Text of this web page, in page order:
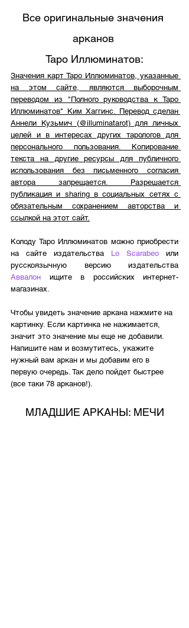
Все оригинальные значения
арканов
Таро Иллюминатов:
Значения карт Таро Иллюминатов, указанные
на этом сайте, являются выборочным
переводом из "Полного руководства к Таро
Иллюминатов" Ким Хаггинс. Перевод сделан
Аннели Кузьмич (@illuminatarot) для личных
целей и в интересах других тарологов для
персонального пользования. Копирование
текста на другие ресурсы для публичного
использования без письменного согласия
автора запрещается. Разрешается
публикация и sharing в социальных сетях с
обязательным сохранением авторства и
ссылкой на этот сайт.
Колоду Таро Иллюминатов можно приобрести
на сайте издательства Lo Scarabeo или
Аввалон ищите в российских интернет-
магазинах.
Чтобы увидеть значение аркана нажмите на
картинку. Если картинка не нажимается,
значит это значение мы еще не добавили.
Напишите нам и возмутитесь, укажите
нужный вам аркан и мы добавим его в
первую очередь. Так дело пойдет быстрее
(все таки 78 арканов!).
МЛАДШИЕ АРКАНЫ: МЕЧИ